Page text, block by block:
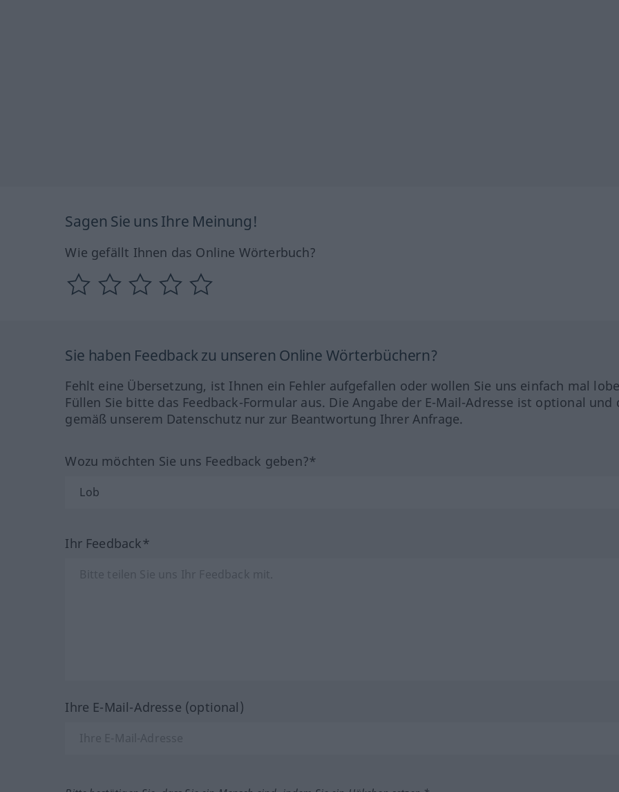
Sagen Sie uns Ihre Meinung!
Wie gefällt Ihnen das Online Wörterbuch?
Sie haben Feedback zu unseren Online Wörterbüchern?
Fehlt eine Übersetzung, ist Ihnen ein Fehler aufgefallen oder wollen Sie uns einfach mal
Füllen Sie bitte das Feedback-Formular aus. Die Angabe der E-Mail-Adresse ist optional und
gemäß unserem Datenschutz nur zur Beantwortung Ihrer Anfrage.
Wozu möchten Sie uns Feedback geben?*
Ihr Feedback*
Ihre E-Mail-Adresse (optional)